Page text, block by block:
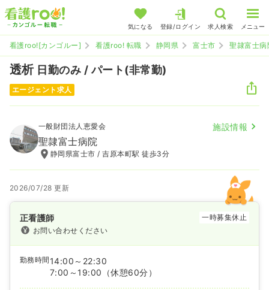
気になる 登録/ログイン 求人検索 メニュー
看護roo![カンゴルー] 看護roo! 転職 静岡県 富士市 聖隷富士病
透析日勤のみ / パート(非常勤)
エージェント求人
一般財団法人恵愛会 施設情報
聖隷富士病院
静岡県富士市 / 吉原本町駅 徒歩3分
2026/07/28 更新
正看護師
一時募集休止
お問い合わせください
勤務時間 14:00～22:30
7:00～19:00
（休憩60分）